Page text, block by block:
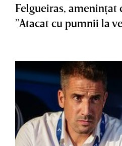
Felgueiras, ameninţat
”Atacat cu pumnii la